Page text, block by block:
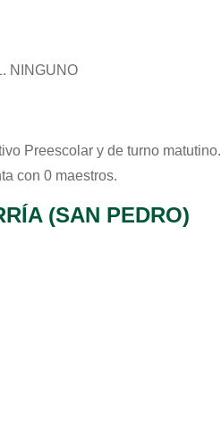
NINGUNO
Preescolar y de turno matutino.
con 0 maestros.
(SAN PEDRO)